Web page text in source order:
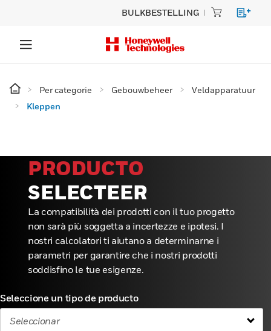
BULKBESTELLING
Per categorie Gebouwbeheer
Veldapparatuur
Kleppen
PRODUCTO
SELECTEER
La compatibilità dei prodotti con il tuo progetto
non sarà più soggetta a incertezze e ipotesi. I
nostri calcolatori ti aiutano a determinarne i
parametri per garantire che i nostri prodotti
soddisfino le tue esigenze.
Seleccione un tipo de producto
Seleccionar